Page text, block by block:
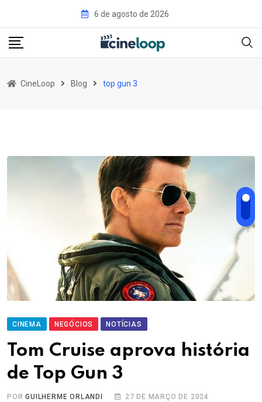
6 de agosto de 2026
CineLoop Blog top gun 3
CINEMA NEGÓCIOS NOTÍCIAS
Tom Cruise aprova história
de Top Gun 3
PORGUILHERME ORLANDI 27 DE MARÇO DE 2024